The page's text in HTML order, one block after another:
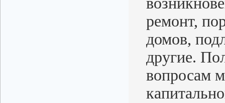
ремонт,
домов,
другие.
вопросам